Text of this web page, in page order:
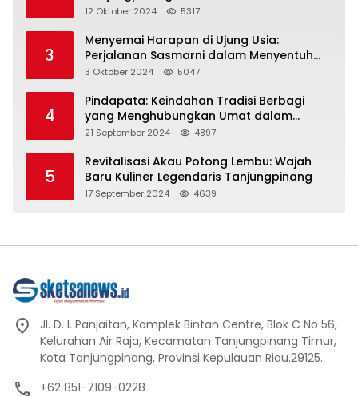
Representasi
12 Oktober 2024 5317
3
Menyemai Harapan di Ujung Usia:
Perjalanan Sasmarni dalam Menyentuh
Hati dan Jiwa
3 Oktober 2024 5047
4
Pindapata: Keindahan Tradisi Berbagi
yang Menghubungkan Umat dalam
Spiritualitas dan Kebersamaan dalam
21 September 2024 4897
5
Revitalisasi Akau Potong Lembu: Wajah
Baru Kuliner Legendaris Tanjungpinang
17 September 2024 4639
Jl. D. I. Panjaitan, Komplek Bintan Centre, Blok C No 56,
Kelurahan Air Raja, Kecamatan Tanjungpinang Timur,
Kota Tanjungpinang, Provinsi Kepulauan Riau.29125.
+62 851-7109-0228